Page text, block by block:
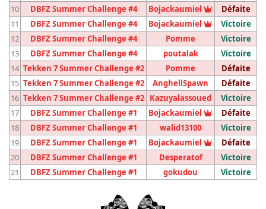
10
DBFZ Summer Challenge #4 Bojackaumiel Vainqueur
Défaite
11
DBFZ Summer Challenge #4 Bojackaumiel Vainqueur
Victoire
12
DBFZ Summer Challenge #4 Pomme
Victoire
13
DBFZ Summer Challenge #4 poutalak
Victoire
14 Tekken 7 Summer Challenge #2 Pomme
Défaite
15 Tekken 7 Summer Challenge #2 AnghellSpawn
Défaite
16 Tekken 7 Summer Challenge #2 Kazuyalassoued
Victoire
17
DBFZ Summer Challenge #1 Bojackaumiel Vainqueur
Défaite
18
DBFZ Summer Challenge #1 walid13100
Victoire
19
DBFZ Summer Challenge #1 Bojackaumiel Vainqueur
Défaite
20
DBFZ Summer Challenge #1 Desperatof
Victoire
21
DBFZ Summer Challenge #1 gokudou Victoire